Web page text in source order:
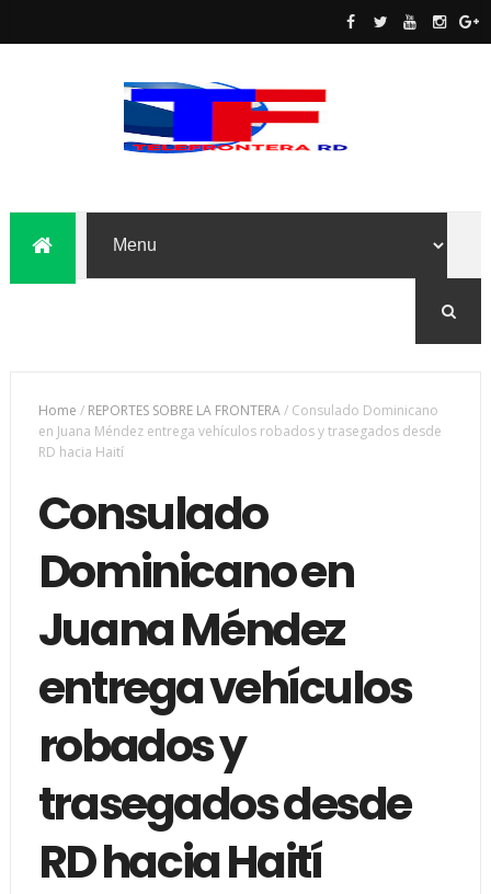
Home / REPORTES SOBRE LA FRONTERA/ Consulado Dominicano
en Juana Méndez entrega vehículos robados y trasegados desde
RD hacia Haití
Consulado
Dominicano en
Juana Méndez
entrega vehículos
robados y
trasegados desde
RD hacia Haití